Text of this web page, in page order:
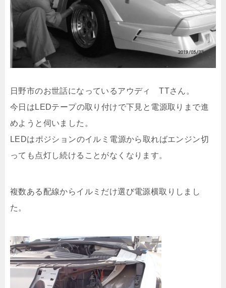
日野市のお世話になっているアウディ TTさん。
今日はLEDテープの取り付けで下見と電源取りまで進
めようと伺いました。
LEDはポジションのイルミ電源から取ればエンジン切
っても点灯し続けることがなくなります。
複数ある配線からイルミだけ選び電源横取りしまし
た。